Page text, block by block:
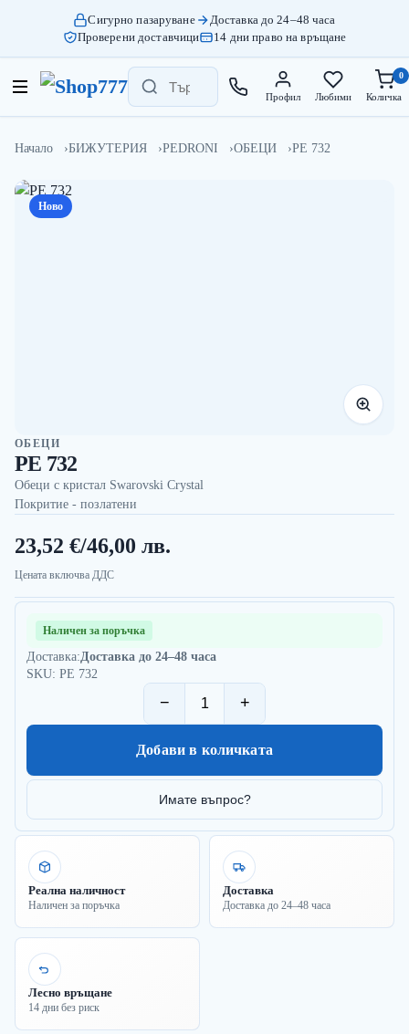
Сигурно пазаруване
Доставка до 24–48 часа
Проверени доставчици
14 дни право на връщане
Профил Любими Количка
0
Начало БИЖУТЕРИЯ PEDRONI ОБЕЦИ PE 732
Ново
ОБЕЦИ
PE 732
Обеци с кристал Swarovski Crystal
Покритие - позлатени
23,52 €/46,00 лв.
Цената включва ДДС
Наличен за поръчка
Доставка:Доставка до 24–48 часа
SKU: PE 732
− +
Добави в количката
Имате въпрос?
Реална наличност
Наличен за поръчка
Доставка
Доставка до 24–48 часа
Лесно връщане
14 дни без риск